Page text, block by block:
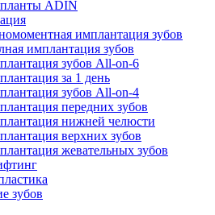
ADIN
имплантация зубов
имплантация зубов
зубов All-on-6
за 1 день
зубов All-on-4
передних зубов
нижней челюсти
верхних зубов
жевательных зубов
зубов